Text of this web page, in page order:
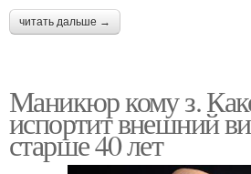
читать дальше →
Маникюр кому з.
испортит внешний
старше 40 лет